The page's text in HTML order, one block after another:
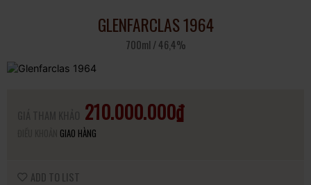
GLENFARCLAS 1964
700ml / 46,4%
210.000.000₫
GIAO HÀNG
ADD TO LIST